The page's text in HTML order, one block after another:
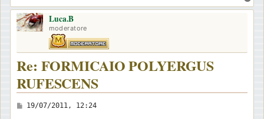
a
g
g
o
o
Luca.B
moderatore
Re: FORMICAIO POLYERGUS
RUFESCENS
M
19/07/2011, 12:24